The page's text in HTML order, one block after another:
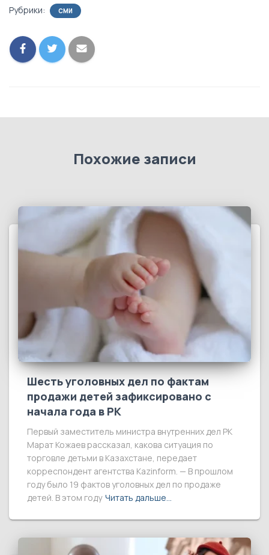
Рубрики: СМИ
Похожие записи
Шесть уголовных дел по фактам
продажи детей зафиксировано с
начала года в РК
Первый заместитель министра внутренних дел РК
Марат Кожаев рассказал, какова ситуация по
торговле детьми в Казахстане, передает
корреспондент агентства Kazinform. — В прошлом
году было 19 фактов уголовных дел по продаже
детей. В этом году Читать дальше…